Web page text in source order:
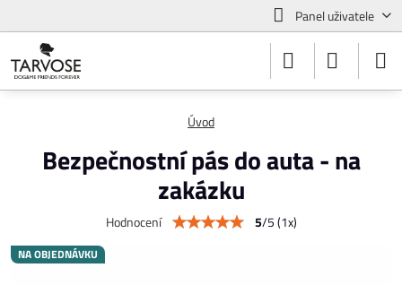
Panel uživatele
NA OBJEDNÁVKU
Úvod
Bezpečnostní pás do auta - na
zakázku
Hodnocení 5/5(1x)